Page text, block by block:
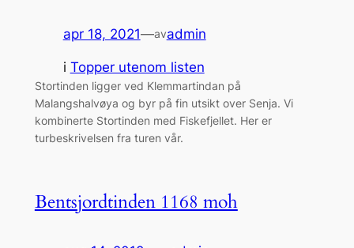
apr 18, 2021—avadmin
i Topper utenom listen
Stortinden ligger ved Klemmartindan på
Malangshalvøya og byr på fin utsikt over Senja. Vi
kombinerte Stortinden med Fiskefjellet. Her er
turbeskrivelsen fra turen vår.
Bentsjordtinden 1168 moh